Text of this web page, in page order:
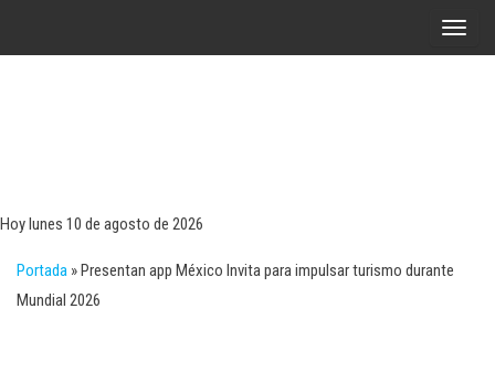
A
Hoy lunes 10 de agosto de 2026
Portada »Presentan app México Invita para impulsar turismo durante
Mundial 2026